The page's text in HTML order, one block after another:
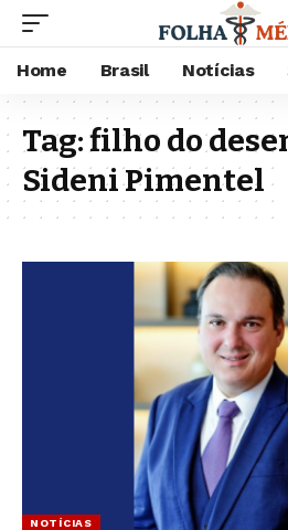
Home Brasil Notícias
Tag:filho do
Sideni Pimentel
NOTÍCIAS